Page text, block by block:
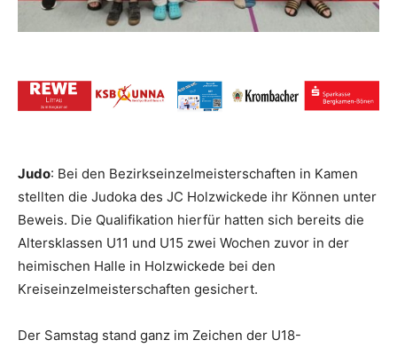
Judo: Bei den Bezirkseinzelmeisterschaften in Kamen
stellten die Judoka des JC Holzwickede ihr Können unter
Beweis. Die Qualifikation hierfür hatten sich bereits die
Altersklassen U11 und U15 zwei Wochen zuvor in der
heimischen Halle in Holzwickede bei den
Kreiseinzelmeisterschaften gesichert.
Der Samstag stand ganz im Zeichen der U18-